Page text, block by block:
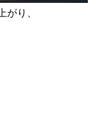
り、